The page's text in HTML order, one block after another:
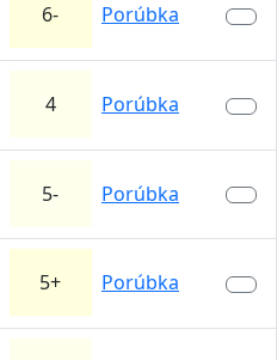
6- Porúbka
4 Porúbka
5- Porúbka
5+ Porúbka